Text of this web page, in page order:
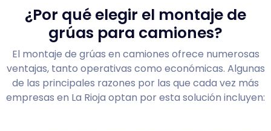
¿Por qué elegir el montaje de
grúas para camiones?
El montaje de grúas en camiones ofrece numerosas
ventajas, tanto operativas como económicas. Algunas
de las principales razones por las que cada vez más
empresas en La Rioja optan por esta solución incluyen: